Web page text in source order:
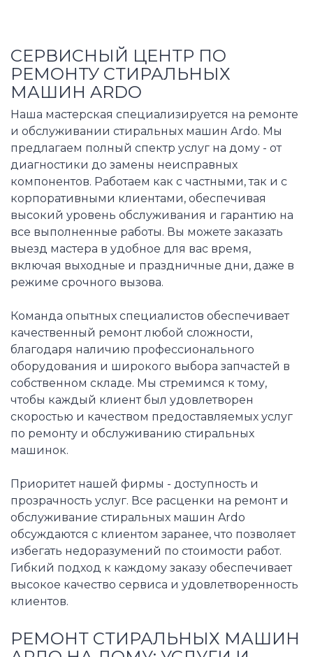
СЕРВИСНЫЙ ЦЕНТР ПО
РЕМОНТУ СТИРАЛЬНЫХ
МАШИН ARDO
Наша мастерская специализируется на ремонте
и обслуживании стиральных машин Ardo. Мы
предлагаем полный спектр услуг на дому - от
диагностики до замены неисправных
компонентов. Работаем как с частными, так и с
корпоративными клиентами, обеспечивая
высокий уровень обслуживания и гарантию на
все выполненные работы. Вы можете заказать
выезд мастера в удобное для вас время,
включая выходные и праздничные дни, даже в
режиме срочного вызова.
Команда опытных специалистов обеспечивает
качественный ремонт любой сложности,
благодаря наличию профессионального
оборудования и широкого выбора запчастей в
собственном складе. Мы стремимся к тому,
чтобы каждый клиент был удовлетворен
скоростью и качеством предоставляемых услуг
по ремонту и обслуживанию стиральных
машинок.
Приоритет нашей фирмы - доступность и
прозрачность услуг. Все расценки на ремонт и
обслуживание стиральных машин Ardo
обсуждаются с клиентом заранее, что позволяет
избегать недоразумений по стоимости работ.
Гибкий подход к каждому заказу обеспечивает
высокое качество сервиса и удовлетворенность
клиентов.
РЕМОНТ СТИРАЛЬНЫХ МАШИН